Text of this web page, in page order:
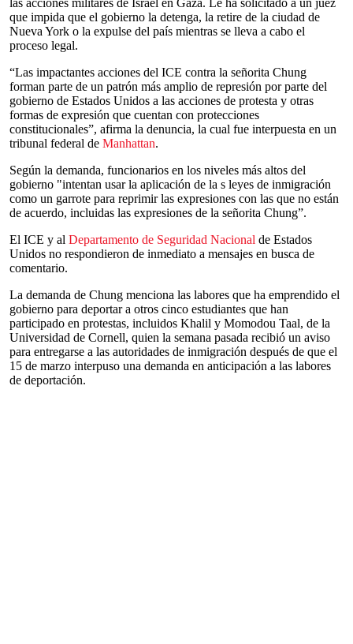
las acciones militares de Israel en Gaza. Le ha solicitado a un juez
que impida que el gobierno la detenga, la retire de la ciudad de
Nueva York o la expulse del país mientras se lleva a cabo el
proceso legal.
“Las impactantes acciones del ICE contra la señorita Chung
forman parte de un patrón más amplio de represión por parte del
gobierno de Estados Unidos a las acciones de protesta y otras
formas de expresión que cuentan con protecciones
constitucionales”, afirma la denuncia, la cual fue interpuesta en un
tribunal federal de Manhattan.
Según la demanda, funcionarios en los niveles más altos del
gobierno "intentan usar la aplicación de la s leyes de inmigración
como un garrote para reprimir las expresiones con las que no están
de acuerdo, incluidas las expresiones de la señorita Chung”.
El ICE y al Departamento de Seguridad Nacional de Estados
Unidos no respondieron de inmediato a mensajes en busca de
comentario.
La demanda de Chung menciona las labores que ha emprendido el
gobierno para deportar a otros cinco estudiantes que han
participado en protestas, incluidos Khalil y Momodou Taal, de la
Universidad de Cornell, quien la semana pasada recibió un aviso
para entregarse a las autoridades de inmigración después de que el
15 de marzo interpuso una demanda en anticipación a las labores
de deportación.